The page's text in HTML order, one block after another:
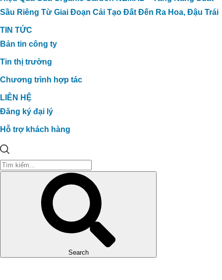
Sầu Riêng Từ Giai Đoạn Cải Tạo Đất Đến Ra Hoa, Đậu Trái
TIN TỨC
Bản tin công ty
Tin thị trường
Chương trình hợp tác
LIÊN HỆ
Đăng ký đại lý
Hỗ trợ khách hàng
Search